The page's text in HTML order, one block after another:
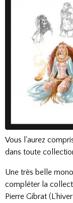
Vous l'aurez
dans toute
Une très belle
compléter la
Pierre Gibrat